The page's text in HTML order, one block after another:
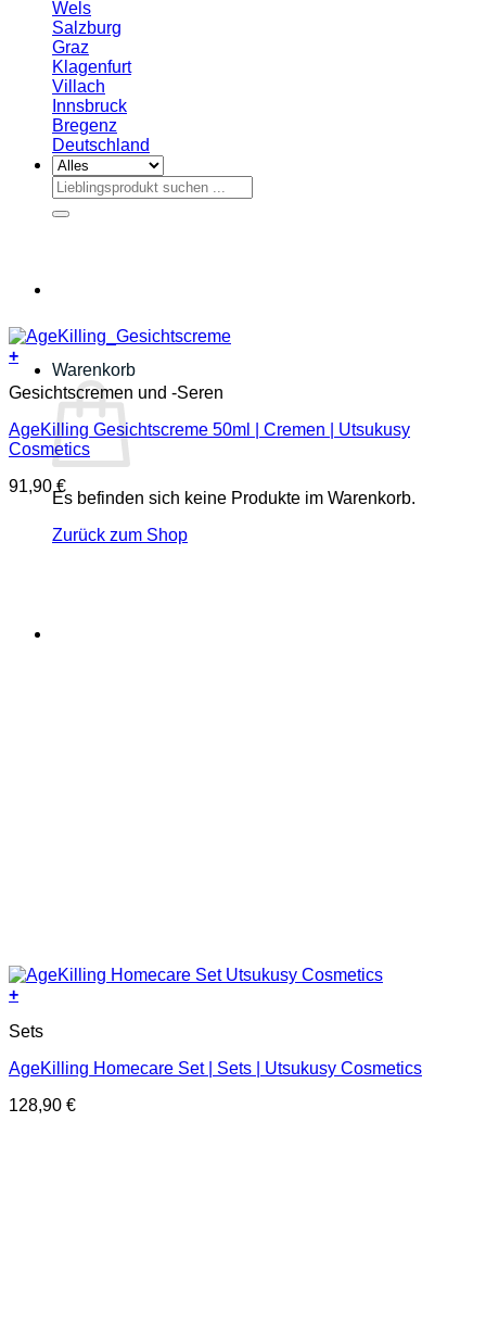
Wels
Salzburg
Graz
Klagenfurt
Villach
Innsbruck
Bregenz
Deutschland
Suche
nach:
Warenkorb
Es befinden sich keine Produkte im Warenkorb.
Zurück zum Shop
+
Gesichtscremen und -Seren
AgeKilling Gesichtscreme 50ml | Cremen | Utsukusy
Cosmetics
91,90 €
+
Sets
AgeKilling Homecare Set | Sets | Utsukusy Cosmetics
128,90 €